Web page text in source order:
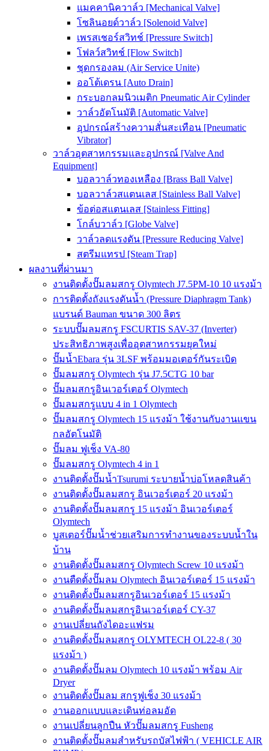
แมคคานิควาล์ว [Mechanical Valve]
โซลินอยด์วาล์ว [Solenoid Valve]
เพรสเชอร์สวิทช์ [Pressure Switch]
โฟลว์สวิทช์ [Flow Switch]
ชุดกรองลม (Air Service Unite)
ออโต้เดรน [Auto Drain]
กระบอกลมนิวเมติก Pneumatic Air Cylinder
วาล์วอัตโนมัติ [Automatic Valve]
อุปกรณ์สร้างความสั่นสะเทือน [Pneumatic
Vibrator]
วาล์วอุตสาหกรรมและอุปกรณ์ [Valve And
Equipment]
บอลวาล์วทองเหลือง [Brass Ball Valve]
บอลวาล์วสแตนเลส [Stainless Ball Valve]
ข้อต่อสแตนเลส [Stainless Fitting]
โกล์บวาล์ว [Globe Valve]
วาล์วลดแรงดัน [Pressure Reducing Valve]
สตรีมแทรป [Steam Trap]
ผลงานที่ผ่านมา
งานติดตั้งปั๊มลมสกรู Olymtech J7.5PM-10 10 แรงม้า
การติดตั้งถังแรงดันน้ำ (Pressure Diaphragm Tank)
แบรนด์ Bauman ขนาด 300 ลิตร
ระบบปั๊มลมสกรู FSCURTIS SAV-37 (Inverter)
ประสิทธิภาพสูงเพื่ออุตสาหกรรมยุคใหม่
ปั๊มน้ำEbara รุ่น 3LSF พร้อมมอเตอร์กันระเบิด
ปั๊มลมสกรู Olymtech รุ่น J7.5CTG 10 bar
ปั๊มลมสกรูอินเวอร์เตอร์ Olymtech
ปั๊มลมสกรูแบบ 4 in 1 Olymtech
ปั๊มลมสกรู Olymtech 15 แรงม้า ใช้งานกับงานแขน
กลอัตโนมัติ
ปั๊มลม ฟูเช็ง VA-80
ปั๊มลมสกรู Olymtech 4 in 1
งานติดตั้งปั๊มน้ำTsurumi ระบายน้ำบ่อโหลดสินค้า
งานติดตั้งปั๊มลมสกรู อินเวอร์เตอร์ 20 แรงม้า
งานติดตั้งปั๊มลมสกรู 15 แรงม้า อินเวอร์เตอร์
Olymtech
บูสเตอร์ปั๊มน้ำช่วยเสริมการทำงานของระบบน้ำใน
บ้าน
งานติดตั้งปั๊มลมสกรู Olymtech Screw 10 แรงม้า
งานตืดตั้งปั๊มลม Olymtech อินเวอร์เตอร์ 15 แรงม้า
งานติดตั้งปั๊มลมสกรูอินเวอร์เตอร์ 15 แรงม้า
งานติดตั้งปั๊มลมสกรูอินเวอร์เตอร์ CY-37
งานเปลี่ยนถังไดอะแฟรม
งานติดตั้งปั๊มลมสกรู OLYMTECH OL22-8 ( 30
แรงม้า )
งานติดตั้งปั๊มลม Olymtech 10 แรงม้า พร้อม Air
Dryer
งานติดตั้งปั๊มลม สกรูฟูเช็ง 30 แรงม้า
งานออกแบบและเดินท่อลมอัด
งานเปลี่ยนลูกปืน หัวปั๊มลมสกรู Fusheng
งานติดตั้งปั๊มลมสำหรับรถบัสไฟฟ้า ( VEHICLE AIR